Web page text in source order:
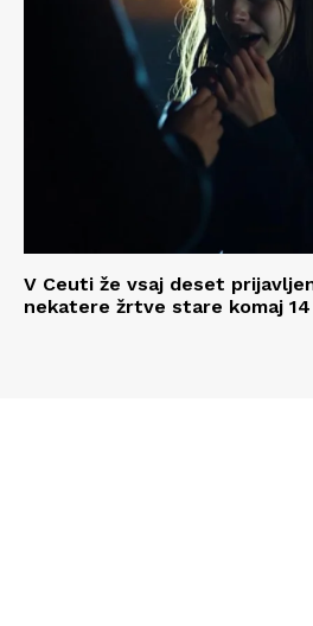
V Ceuti že vsaj deset
nekatere žrtve stare komaj